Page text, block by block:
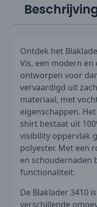
Ontdek het
Vis, een modern
ontworpen voor
vervaardigd uit
materiaal, met
eigenschappen.
shirt bestaat uit
visibility oppervlak
polyester. Met een
en schoudernaden
functionaliteit.
De Blaklader 3410
verschillende